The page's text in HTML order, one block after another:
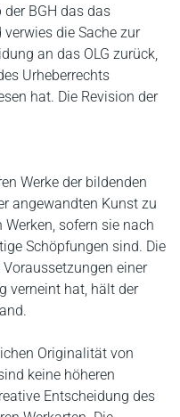
BGH das das
die Sache zur
an das OLG zurück,
Urheberrechts
hat. Die Revision der
Werke der bildenden
angewandten Kunst zu
sofern sie nach
Schöpfungen sind. Die
einer
verneint hat, hält der
Originalität von
keine höheren
Entscheidung des